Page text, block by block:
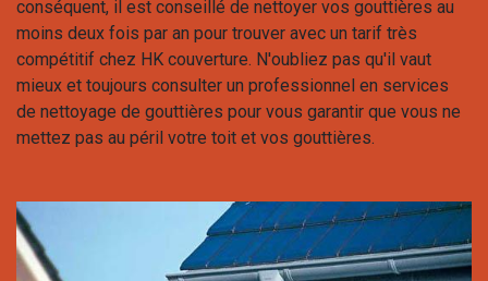
conséquent, il est conseillé de nettoyer vos gouttières au
moins deux fois par an pour trouver avec un tarif très
compétitif chez HK couverture. N'oubliez pas qu'il vaut
mieux et toujours consulter un professionnel en services
de nettoyage de gouttières pour vous garantir que vous ne
mettez pas au péril votre toit et vos gouttières.